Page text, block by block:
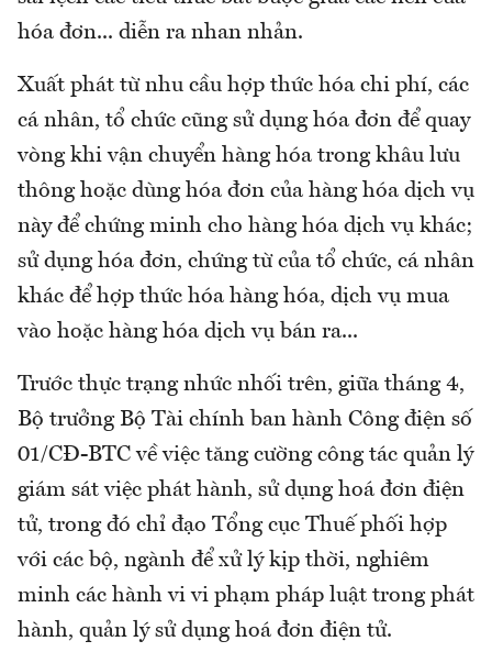
hóa đơn... diễn ra nhan nhản.
Xuất phát từ nhu cầu hợp thức hóa chi phí, các
cá nhân, tổ chức cũng sử dụng hóa đơn để quay
vòng khi vận chuyển hàng hóa trong khâu lưu
thông hoặc dùng hóa đơn của hàng hóa dịch vụ
này để chứng minh cho hàng hóa dịch vụ khác;
sử dụng hóa đơn, chứng từ của tổ chức, cá nhân
khác để hợp thức hóa hàng hóa, dịch vụ mua
vào hoặc hàng hóa dịch vụ bán ra...
Trước thực trạng nhức nhối trên, giữa tháng 4,
Bộ trưởng Bộ Tài chính ban hành Công điện số
01/CĐ-BTC về việc tăng cường công tác quản lý
giám sát việc phát hành, sử dụng hoá đơn điện
tử, trong đó chỉ đạo Tổng cục Thuế phối hợp
với các bộ, ngành để xử lý kịp thời, nghiêm
minh các hành vi vi phạm pháp luật trong phát
hành, quản lý sử dụng hoá đơn điện tử.